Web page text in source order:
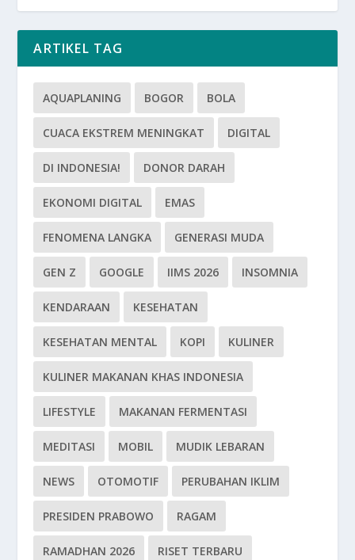
ARTIKEL TAG
AQUAPLANING BOGOR BOLA
CUACA EKSTREM MENINGKAT DIGITAL
DI INDONESIA! DONOR DARAH
EKONOMI DIGITAL EMAS
FENOMENA LANGKA GENERASI MUDA
GEN Z GOOGLE IIMS 2026 INSOMNIA
KENDARAAN KESEHATAN
KESEHATAN MENTAL KOPI KULINER
KULINER MAKANAN KHAS INDONESIA
LIFESTYLE MAKANAN FERMENTASI
MEDITASI MOBIL MUDIK LEBARAN
NEWS OTOMOTIF PERUBAHAN IKLIM
PRESIDEN PRABOWO RAGAM
RAMADHAN 2026 RISET TERBARU